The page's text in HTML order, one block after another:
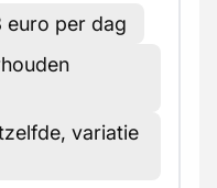
euro per dag
variatie